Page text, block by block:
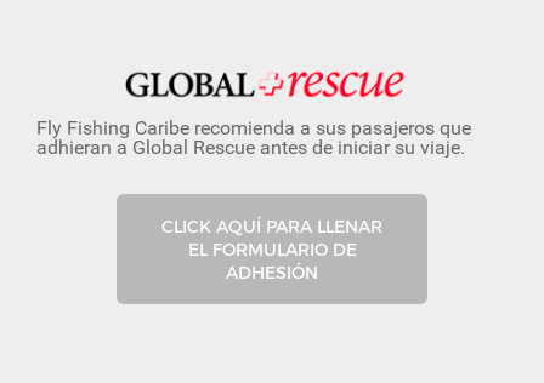
Fly Fishing Caribe recomienda a sus pasajeros que
adhieran a Global Rescue antes de iniciar su viaje.
CLICK AQUÍ PARA LLENAR
EL FORMULARIO DE
ADHESIÓN